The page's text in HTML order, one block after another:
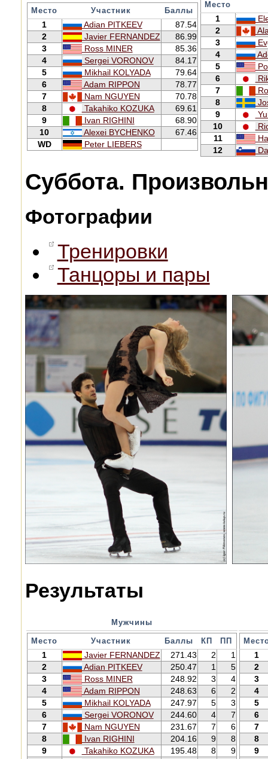
Место Участник Баллы
1 Adian PITKEEV
87.54
2
Javier FERNANDEZ
86.99
3
Ross MINER
85.36
4
Sergei VORONOV
84.17
5
Mikhail KOLYADA
79.64
6
Adam RIPPON
78.77
7
Nam NGUYEN
70.78
8
Takahiko KOZUKA
69.61
9
Ivan RIGHINI
68.90
10
Alexei BYCHENKO
67.46
WD
Peter LIEBERS
Место
1
2
3
4
5
6
7
8
9
10
11
12
Суббота.
Фотографии
Тренировки
Танцоры и пары
Результаты
Мужчины
Место Участник Баллы КП ПП
1 Javier FERNANDEZ 271.43 2
1
2
Adian PITKEEV 250.47 1
5
3
Ross MINER 248.92 3
4
4
Adam RIPPON 248.63 6
2
5
Mikhail KOLYADA 247.97 5
3
6
Sergei VORONOV 244.60 4
7
7
Nam NGUYEN 231.67 7
6
8
Ivan RIGHINI 204.16 9
8
9
Takahiko KOZUKA 195.48 8
9
1
2
3
4
5
6
7
8
9